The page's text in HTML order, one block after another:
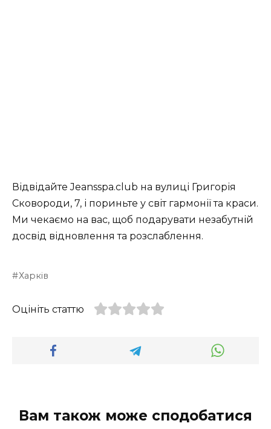
Відвідайте Jeansspa.club на вулиці Григорія
Сковороди, 7, і пориньте у світ гармонії та краси.
Ми чекаємо на вас, щоб подарувати незабутній
досвід відновлення та розслаблення.
Харків
Оцініть статтю
Вам також може сподобатися